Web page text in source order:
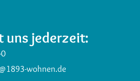
uns jederzeit:
wohnen.de